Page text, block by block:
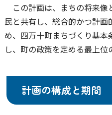
この計画は、まちの将来像
民と共有し、総合的かつ計
め、四万十町まちづくり基
し、町の政策を定める最上位
計画の構成と期間